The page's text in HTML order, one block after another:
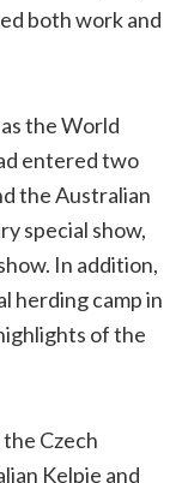
both work and
the World
entered two
the Australian
special show,
In addition,
herding camp in
of the
Czech
Kelpie and